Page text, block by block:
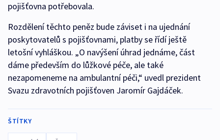
pojišťovna potřebovala.
Rozdělení těchto peněz bude záviset i na ujednání
poskytovatelů s pojišťovnami, platby se řídí ještě
letošní vyhláškou. „O navýšení úhrad jednáme, část
dáme především do lůžkové péče, ale také
nezapomeneme na ambulantní péči,“ uvedl prezident
Svazu zdravotních pojišťoven Jaromír Gajdáček.
ŠTÍTKY